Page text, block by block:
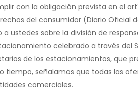
con la obligación prevista en el
del consumidor (Diario Oficial
a ustedes sobre la división de
celebrado a través del
de los estacionamientos, que
tiempo, señalamos que todas las
comerciales.